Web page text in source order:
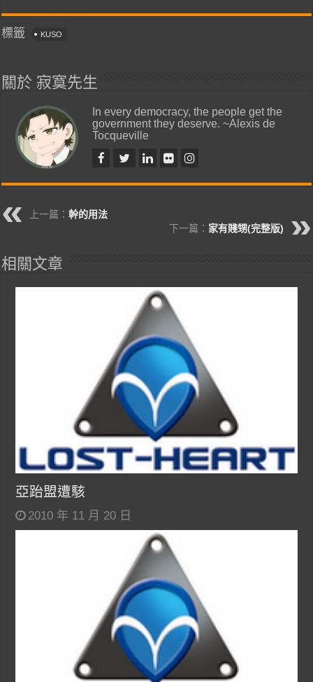
標籤 KUSO
關於 寂寞先生
In every democracy, the people get the
government they deserve. ~Alexis de
Tocqueville
上一篇：幹的用法
下一篇： 家有賤甥(完整版)
相關文章
亞跆盟遭駭
2010 年 11 月 20 日